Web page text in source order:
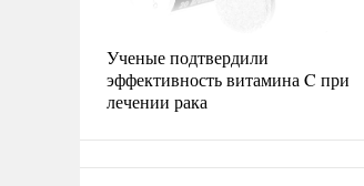
Ученые подтвердили
эффективность витамина C при
лечении рака